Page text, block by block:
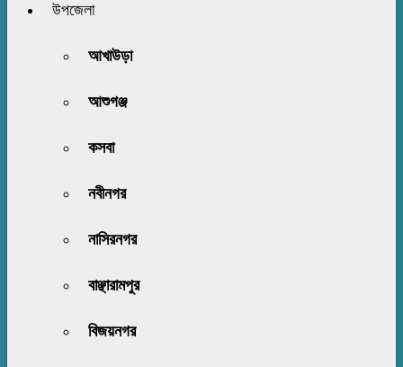
উপজেলা
আখাউড়া
আশুগঞ্জ
কসবা
নবীনগর
নাসিরনগর
বাঞ্ছারামপুর
বিজয়নগর